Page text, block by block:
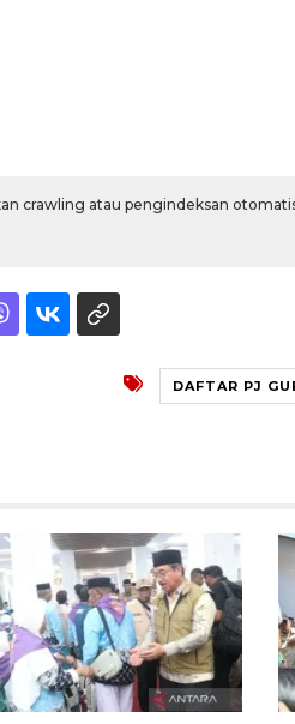
crawling atau pengindeksan
DAFTAR PJ
160 ribu
jaringan
2026-08-07